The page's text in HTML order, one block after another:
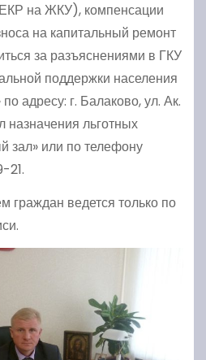
на ЖКУ), компенсации
на капитальный ремонт
за разъяснениями в ГКУ
поддержки населения
адресу: г. Балаково, ул. Ак.
назначения льготных
зал» или по телефону
21.
граждан ведется только по